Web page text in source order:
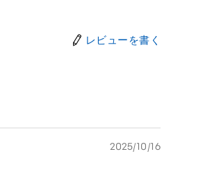
レビューを書く
2025/10/16